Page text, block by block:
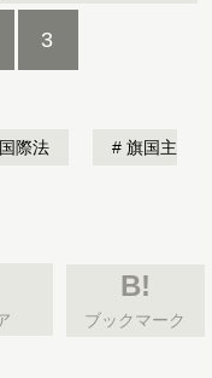
3
国際法 旗国主
B!
ブックマーク